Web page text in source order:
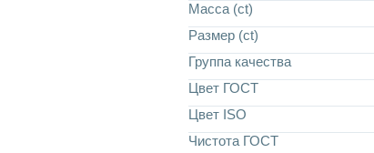
Масса (ct)
Размер (ct)
Группа качества
Цвет ГОСТ
Цвет ISO
Чистота ГОСТ